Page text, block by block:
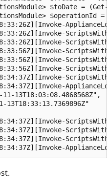
$toDate =
$operationId
18:33:26Z][Invoke-
18:33:26Z][Invoke-
18:33:26Z][Invoke-
18:33:56Z][Invoke-
18:33:56Z][Invoke-
18:33:56Z][Invoke-
18:34:37Z][Invoke-
18:34:37Z][Invoke-
13T18:03:08.4868568Z",
13T18:33:13.7369896Z"
18:34:37Z][Invoke-
18:34:37Z][Invoke-
18:34:37Z][Invoke-